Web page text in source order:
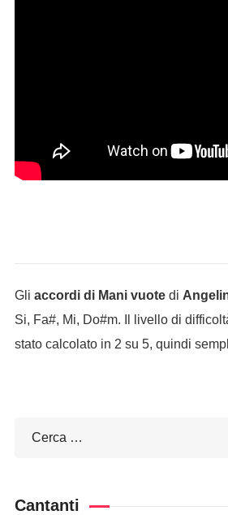
Gli accordi di Mani vuotedi
Si, Fa#, Mi, Do#m. Il livello di
stato calcolato in 2 su 5, quindi
Cantanti